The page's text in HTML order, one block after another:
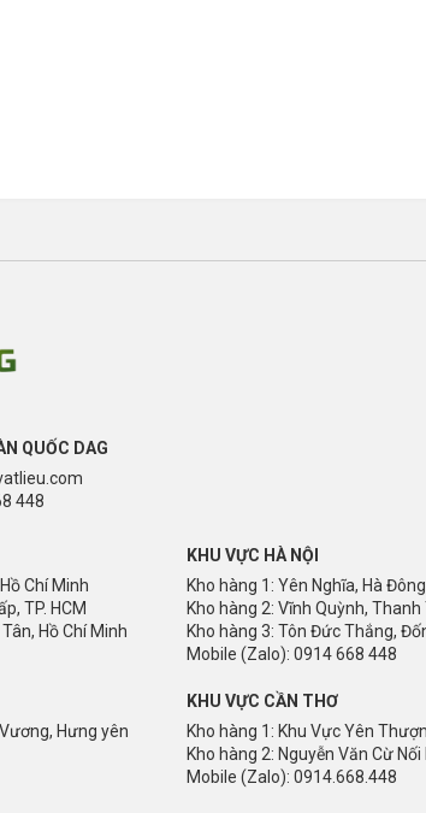
QUỐC DAG
448
Chí Minh
TP. HCM
Hồ Chí Minh
KHU VỰC HÀ NỘI
Kho hàng 1: Yên Nghĩa, Hà
Kho hàng 2: Vĩnh Quỳnh, Thanh
Kho hàng 3: Tôn Đức Thắng,
Mobile (Zalo): 0914 668 448
Hưng yên
KHU VỰC CẦN THƠ
Kho hàng 1: Khu Vực Yên
Kho hàng 2: Nguyễn Văn Cừ
Mobile (Zalo): 0914.668.448